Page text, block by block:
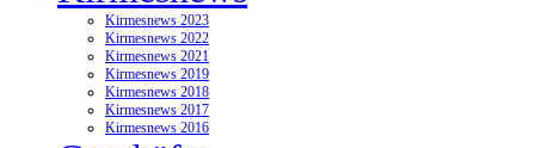
Kirmesnews 2023
Kirmesnews 2022
Kirmesnews 2021
Kirmesnews 2019
Kirmesnews 2018
Kirmesnews 2017
Kirmesnews 2016